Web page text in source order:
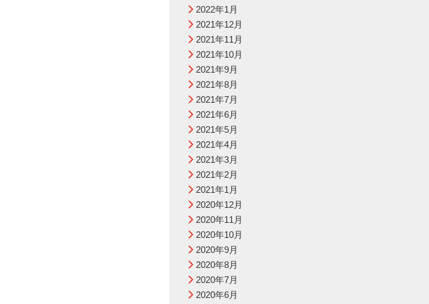
2022年1月
2021年12月
2021年11月
2021年10月
2021年9月
2021年8月
2021年7月
2021年6月
2021年5月
2021年4月
2021年3月
2021年2月
2021年1月
2020年12月
2020年11月
2020年10月
2020年9月
2020年8月
2020年7月
2020年6月